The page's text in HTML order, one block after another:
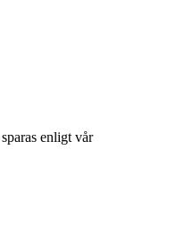
enligt vår